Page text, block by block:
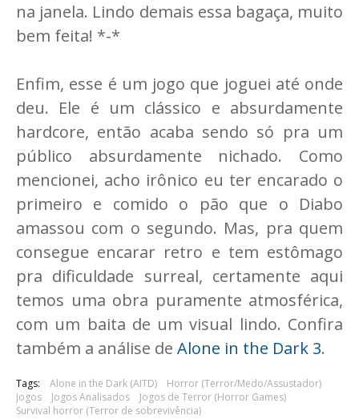
na janela. Lindo demais essa bagaça, muito
bem feita! *-*
Enfim, esse é um jogo que joguei até onde
deu. Ele é um clássico e absurdamente
hardcore, então acaba sendo só pra um
público absurdamente nichado. Como
mencionei, acho irônico eu ter encarado o
primeiro e comido o pão que o Diabo
amassou com o segundo. Mas, pra quem
consegue encarar retro e tem estômago
pra dificuldade surreal, certamente aqui
temos uma obra puramente atmosférica,
com um baita de um visual lindo. Confira
também a análise de Alone in the Dark 3.
Tags: Alone in the Dark (AITD)
Horror (Terror/Medo/Assustador)
Jogos
Jogos Analisados
Jogos de Terror (Horror Games)
Survival horror (Terror de sobrevivência)